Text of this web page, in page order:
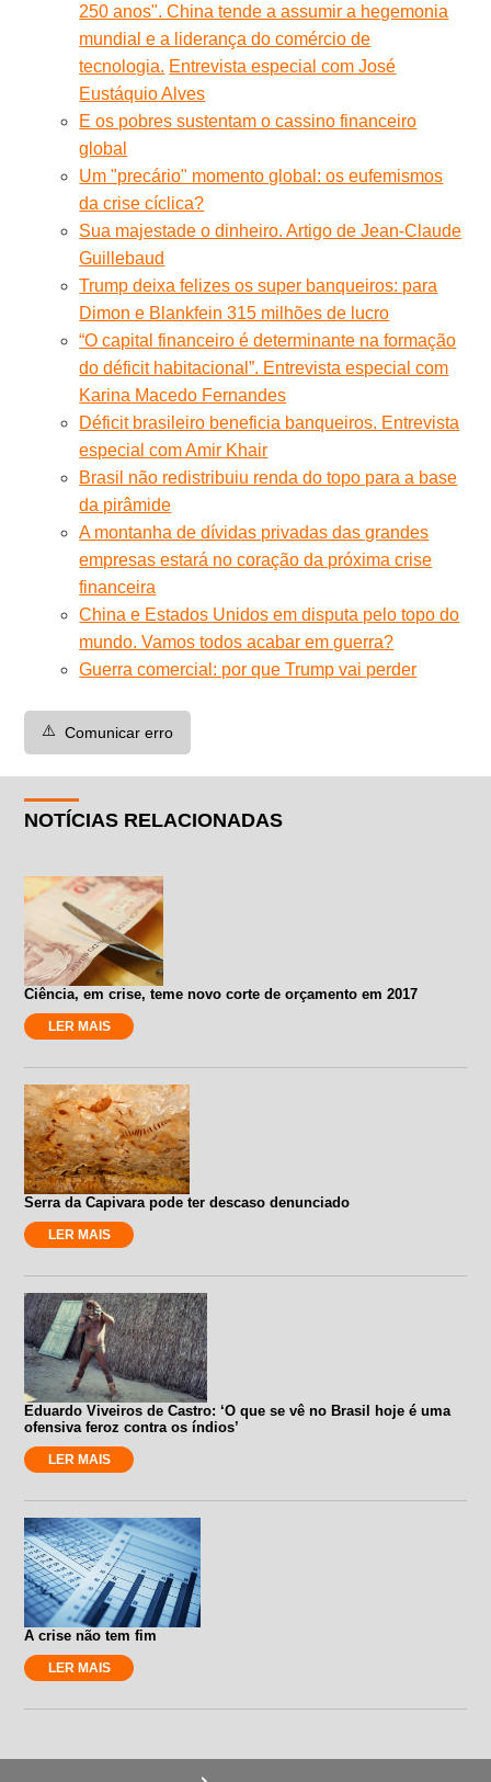
250 anos". China tende a assumir a hegemonia
mundial e a liderança do comércio de
tecnologia. Entrevista especial com José
Eustáquio Alves
E os pobres sustentam o cassino financeiro
global
Um "precário" momento global: os eufemismos
da crise cíclica?
Sua majestade o dinheiro. Artigo de Jean-Claude
Guillebaud
Trump deixa felizes os super banqueiros: para
Dimon e Blankfein 315 milhões de lucro
“O capital financeiro é determinante na formação
do déficit habitacional”. Entrevista especial com
Karina Macedo Fernandes
Déficit brasileiro beneficia banqueiros. Entrevista
especial com Amir Khair
Brasil não redistribuiu renda do topo para a base
da pirâmide
A montanha de dívidas privadas das grandes
empresas estará no coração da próxima crise
financeira
China e Estados Unidos em disputa pelo topo do
mundo. Vamos todos acabar em guerra?
Guerra comercial: por que Trump vai perder
⚠️ Comunicar erro
NOTÍCIAS RELACIONADAS
Ciência, em crise, teme novo corte de orçamento em 2017
LER MAIS
Serra da Capivara pode ter descaso denunciado
LER MAIS
Eduardo Viveiros de Castro: ‘O que se vê no Brasil hoje é uma
ofensiva feroz contra os índios’
LER MAIS
A crise não tem fim
LER MAIS